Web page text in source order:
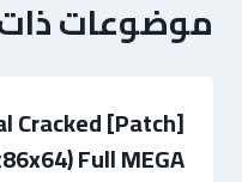
موضوعات
Cracked [Patch]
Full MEGA